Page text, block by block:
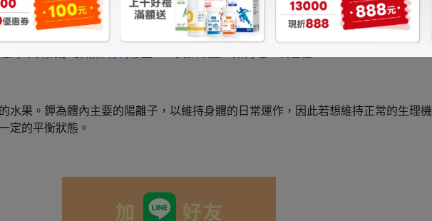
水的，就不含纖維。事實上水梨是富含有纖維質的水果。扣掉水分，固形物有 10% 是
水果。鉀為體內主要的陽離子，以維持身體的日常運作，因此若想維持正常的生理機
定的平衡狀態。